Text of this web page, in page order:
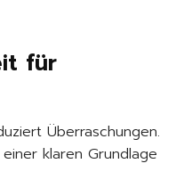
für
Überraschungen.
klaren Grundlage